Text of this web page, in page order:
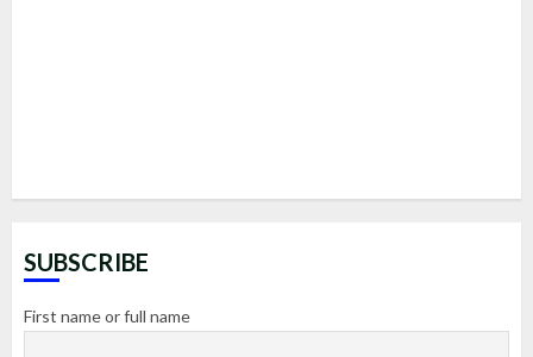
SUBSCRIBE
First name or full name